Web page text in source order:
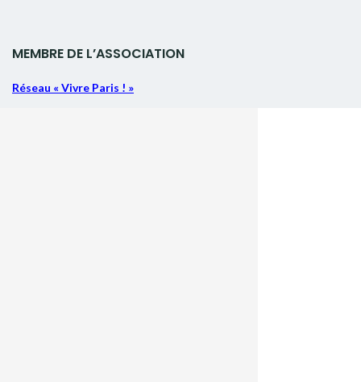
MEMBRE DE L’ASSOCIATION
Réseau « Vivre Paris ! »